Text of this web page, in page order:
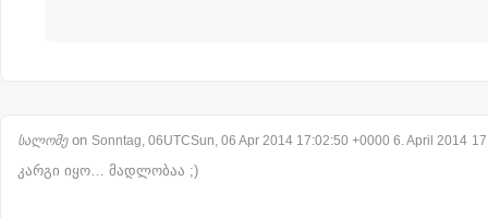
სალომეon Sonntag, 06UTCSun, 06 Apr 2014 17:02:50 +0000 6. April 2014
კარგი იყო… მადლობაა ;)